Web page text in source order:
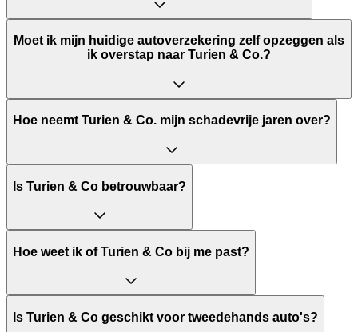
Moet ik mijn huidige autoverzekering zelf opzeggen als
ik overstap naar Turien & Co.?
Hoe neemt Turien & Co. mijn schadevrije jaren over?
Is Turien & Co betrouwbaar?
Hoe weet ik of Turien & Co bij me past?
Is Turien & Co geschikt voor tweedehands auto's?